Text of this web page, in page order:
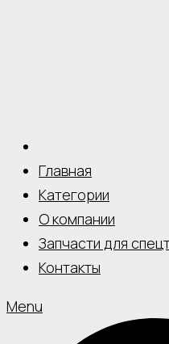
Главная
Категории
О компании
Запчасти для
Контакты
Menu